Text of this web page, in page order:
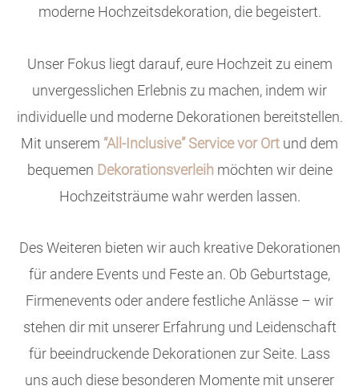
moderne Hochzeitsdekoration, die begeistert.
Unser Fokus liegt darauf, eure Hochzeit zu einem
unvergesslichen Erlebnis zu machen, indem wir
individuelle und moderne Dekorationen bereitstellen.
Mit unserem “All-Inclusive” Service vor Ort und dem
bequemen Dekorationsverleihmöchten wir deine
Hochzeitsträume wahr werden lassen.
Des Weiteren bieten wir auch kreative Dekorationen
für andere Events und Feste an. Ob Geburtstage,
Firmenevents oder andere festliche Anlässe – wir
stehen dir mit unserer Erfahrung und Leidenschaft
für beeindruckende Dekorationen zur Seite. Lass
uns auch diese besonderen Momente mit unserer